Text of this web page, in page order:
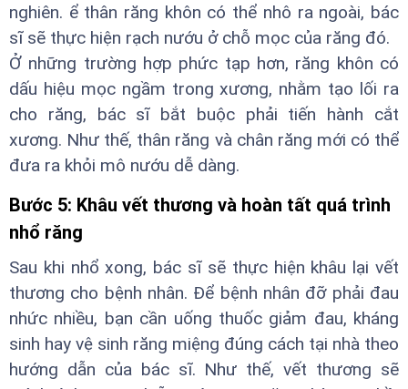
nghiên. ể thân răng khôn có thể nhô ra ngoài, bác
sĩ sẽ thực hiện rạch nướu ở chỗ mọc của răng đó.
Ở những trường hợp phức tạp hơn, răng khôn có
dấu hiệu mọc ngầm trong xương, nhằm tạo lối ra
cho răng, bác sĩ bắt buộc phải tiến hành cắt
xương. Như thế, thân răng và chân răng mới có thể
đưa ra khỏi mô nướu dễ dàng.
Bước 5: Khâu vết thương và hoàn tất quá trình
nhổ răng
Sau khi nhổ xong, bác sĩ sẽ thực hiện khâu lại vết
thương cho bệnh nhân. Để bệnh nhân đỡ phải đau
nhức nhiều, bạn cần uống thuốc giảm đau, kháng
sinh hay vệ sinh răng miệng đúng cách tại nhà theo
hướng dẫn của bác sĩ. Như thế, vết thương sẽ